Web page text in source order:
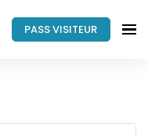
PASS VISITEUR